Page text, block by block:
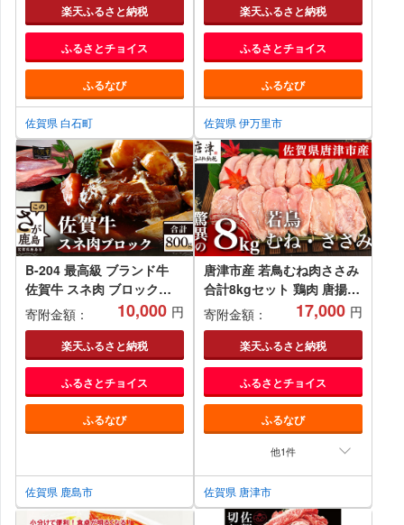
肉 国産 肉 和牛 すき焼き し
ゃぶしゃぶ すきやき 冷凍
九州 人気 高評価 九州 佐賀
県 白石町 [IAG043]
楽天ふるさと納税
ふるさとチョイス
ふるなび
佐賀県 白石町
楽天ふるさと納税
ふるさとチョイス
ふるなび
佐賀県 伊万里市
B-204 最高級 ブランド牛
佐賀牛 スネ肉 ブロック
800g | ふるさと納税 佐賀牛
ブランド牛 牛肉 国産 牛 ス
ネ肉 ブロック ブロック肉
佐賀県 鹿島市 ふるさと 人
寄附金額： 10,000 円
楽天ふるさと納税
ふるさとチョイス
ふるなび
佐賀県 鹿島市
唐津市産 若鳥むね肉ささみ
合計8kgセット 鶏肉 唐揚げ
親子丼 お弁当
寄附金額： 17,000 円
楽天ふるさと納税
ふるさとチョイス
ふるなび
他1件
佐賀県 唐津市